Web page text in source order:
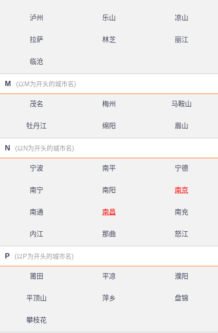
泸州 乐山 凉山
拉萨 林芝 丽江
临沧
M (以M为开头的城市名)
茂名 梅州 马鞍山
牡丹江 绵阳 眉山
N (以N为开头的城市名)
宁波 南平 宁德
南宁 南阳 南京
南通 南昌 南充
内江 那曲 怒江
P (以P为开头的城市名)
莆田 平凉 濮阳
平顶山 萍乡 盘锦
攀枝花